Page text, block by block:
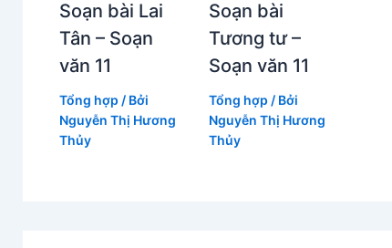
Soạn bài Lai
Tân – Soạn
văn 11
Tổng hợp / Bởi
Nguyễn Thị Hương
Thủy
Soạn bài
Tương tư –
Soạn văn 11
Tổng hợp / Bởi
Nguyễn Thị Hương
Thủy